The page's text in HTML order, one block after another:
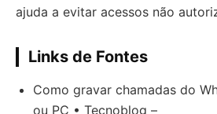
ajuda a evitar acessos não
Links de Fontes
Como gravar chamadas do
ou PC • Tecnoblog –